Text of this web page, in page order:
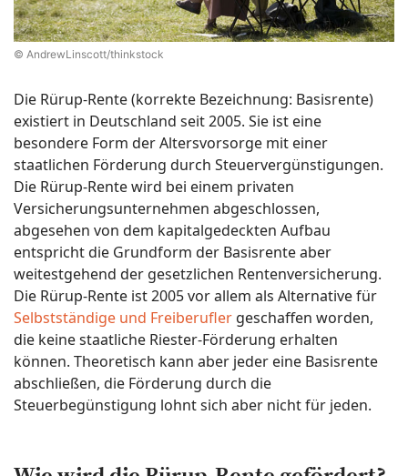
© AndrewLinscott/thinkstock
Die Rürup-Rente (korrekte Bezeichnung: Basisrente)
existiert in Deutschland seit 2005. Sie ist eine
besondere Form der Altersvorsorge mit einer
staatlichen Förderung durch Steuervergünstigungen.
Die Rürup-Rente wird bei einem privaten
Versicherungsunternehmen abgeschlossen,
abgesehen von dem kapitalgedeckten Aufbau
entspricht die Grundform der Basisrente aber
weitestgehend der gesetzlichen Rentenversicherung.
Die Rürup-Rente ist 2005 vor allem als Alternative für
Selbstständige und Freiberufler geschaffen worden,
die keine staatliche Riester-Förderung erhalten
können. Theoretisch kann aber jeder eine Basisrente
abschließen, die Förderung durch die
Steuerbegünstigung lohnt sich aber nicht für jeden.